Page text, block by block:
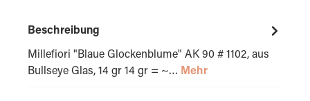
Beschreibung
Millefiori "Blaue Glockenblume" AK 90 # 1102, aus
Bullseye Glas, 14 gr 14 gr = ~… Mehr